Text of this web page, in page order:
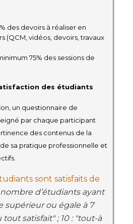
des devoirs à réaliser en
(QCM, vidéos, devoirs, travaux
75% des sessions de
des étudiants
un questionnaire de
par chaque participant
des contenus de la
sa pratique professionnelle et
sont satisfaits de
nombre d’étudiants ayant
supérieur ou égale à 7
tout satisfait" ; 10 : "tout-à